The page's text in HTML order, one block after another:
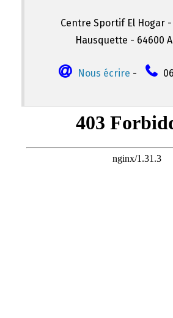
Centre Sportif El Hogar
Hausquette - 64600
Nous écrire -